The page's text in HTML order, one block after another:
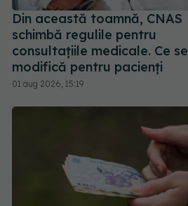
Din această toamnă, CNAS
schimbă regulile pentru
consultațiile medicale. Ce se
modifică pentru pacienți
01 aug 2026, 15:19